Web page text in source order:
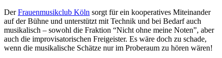
DerFrauenmusikclub Köln sorgt für ein kooperatives Miteinander
auf der Bühne und unterstützt mit Technik und bei Bedarf auch
musikalisch – sowohl die Fraktion “Nicht ohne meine Noten”, aber
auch die improvisatorischen Freigeister. Es wäre doch zu schade,
wenn die musikalische Schätze nur im Proberaum zu hören wären!